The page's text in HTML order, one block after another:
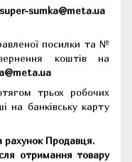
sumka@meta.ua
посилки та №
коштів на
трьох робочих
на банківську карту
рахунок Продавця.
отримання товару